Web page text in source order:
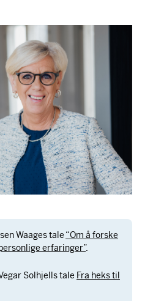
Waages tale “Om å forske
erfaringer”.
Solhjells tale Fra heks til